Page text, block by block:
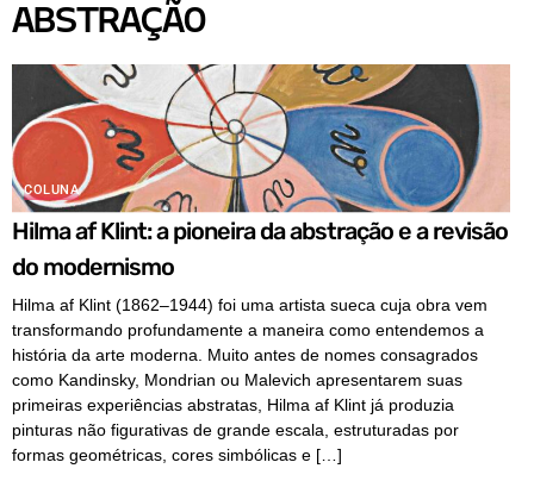
ABSTRAÇÃO
COLUNA
Hilma af Klint: a pioneira da abstração e a revisão
do modernismo
Hilma af Klint (1862–1944) foi uma artista sueca cuja obra vem
transformando profundamente a maneira como entendemos a
história da arte moderna. Muito antes de nomes consagrados
como Kandinsky, Mondrian ou Malevich apresentarem suas
primeiras experiências abstratas, Hilma af Klint já produzia
pinturas não figurativas de grande escala, estruturadas por
formas geométricas, cores simbólicas e […]